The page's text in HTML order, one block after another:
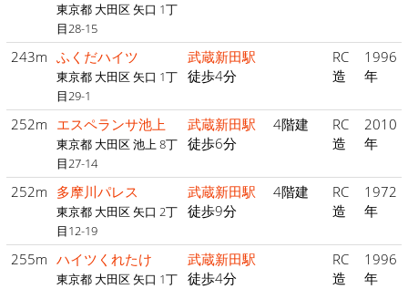
東京都 大田区 矢口 1丁
目28-15
243m ふくだハイツ
東京都 大田区 矢口 1丁
目29-1
武蔵新田駅
徒歩4分
RC
造
1996
年
252m エスペランサ池上
東京都 大田区 池上 8丁
目27-14
武蔵新田駅
徒歩6分
4階建
RC
造
2010
年
252m 多摩川パレス
東京都 大田区 矢口 2丁
目12-19
武蔵新田駅
徒歩9分
4階建
RC
造
1972
年
255m ハイツくれたけ
東京都 大田区 矢口 1丁
武蔵新田駅
徒歩4分
RC
造
1996
年